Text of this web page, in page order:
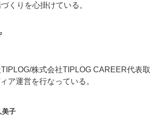
くりを心掛けている。
株式会社TIPLOG CAREER代表
ア運営を行なっている。
美子